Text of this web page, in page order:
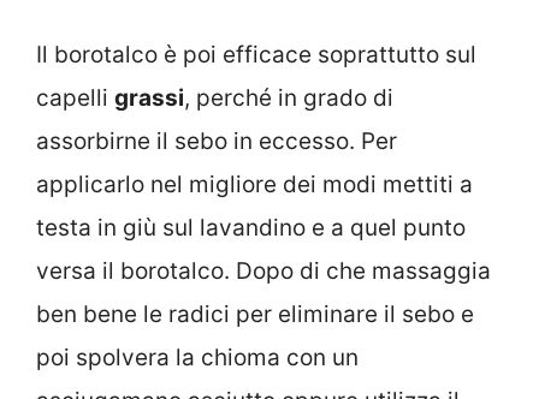
Il borotalco è poi efficace soprattutto sul
capelli grassi, perché in grado di
assorbirne il sebo in eccesso. Per
applicarlo nel migliore dei modi mettiti a
testa in giù sul lavandino e a quel punto
versa il borotalco. Dopo di che massaggia
ben bene le radici per eliminare il sebo e
poi spolvera la chioma con un